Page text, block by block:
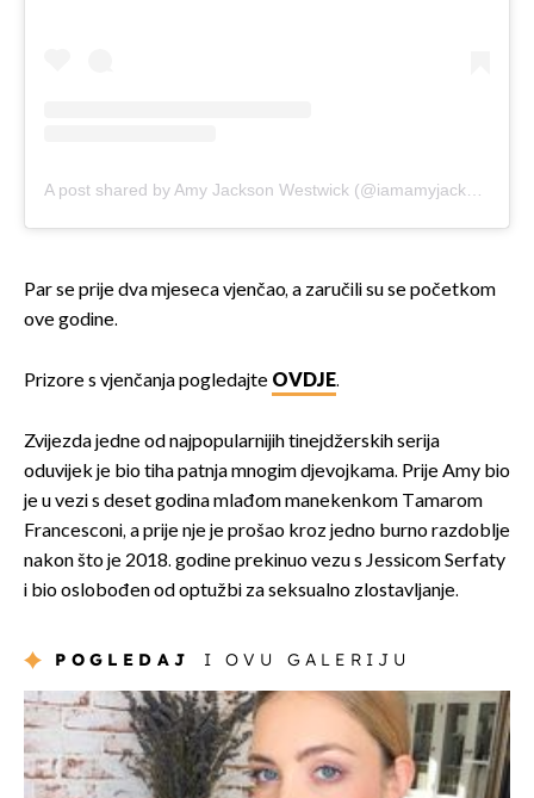
A post shared by Amy Jackson Westwick (@iamamyjackson)
Par se prije dva mjeseca vjenčao, a zaručili su se početkom
ove godine.
Prizore s vjenčanja pogledajte OVDJE.
Zvijezda jedne od najpopularnijih tinejdžerskih serija
oduvijek je bio tiha patnja mnogim djevojkama. Prije Amy bio
je u vezi s deset godina mlađom manekenkom Tamarom
Francesconi, a prije nje je prošao kroz jedno burno razdoblje
nakon što je 2018. godine prekinuo vezu s Jessicom Serfaty
i bio oslobođen od optužbi za seksualno zlostavljanje.
POGLEDAJ I OVU GALERIJU